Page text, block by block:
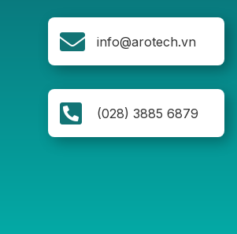
 info@arotech.vn
 (028) 3885 6879